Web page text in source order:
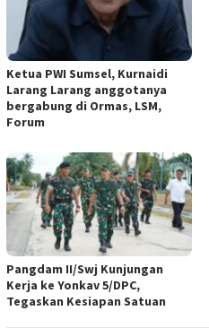
Ketua PWI Sumsel, Kurnaidi
Larang Larang anggotanya
bergabung di Ormas, LSM,
Forum
Pangdam II/Swj Kunjungan
Kerja ke Yonkav 5/DPC,
Tegaskan Kesiapan Satuan